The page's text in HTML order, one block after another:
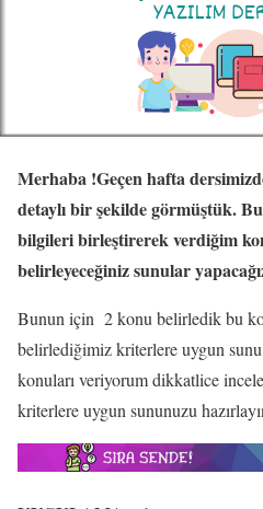
Merhaba !Geçen hafta
detaylı bir şekilde görmüştük.
bilgileri birleştirerek verdiğim
belirleyeceğiniz sunular
Bunun için 2 konu belirledik bu
belirlediğimiz kriterlere uygun sunu
konuları veriyorum dikkatlice
kriterlere uygun sununuzu